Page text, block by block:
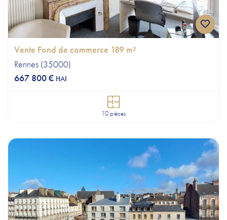
Vente Fond de commerce 189 m²
Rennes (35000)
667 800 € HAI
10 pièces